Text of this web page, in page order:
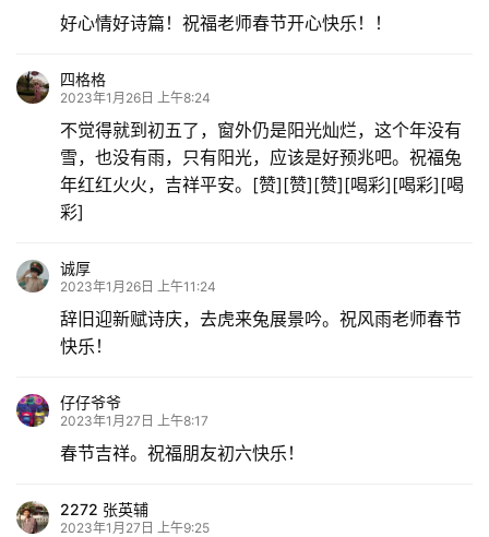
好心情好诗篇！祝福老师春节开心快乐！！
四格格
2023年1月26日 上午8:24
不觉得就到初五了，窗外仍是阳光灿烂，这个年没有
雪，也没有雨，只有阳光，应该是好预兆吧。祝福兔
年红红火火，吉祥平安。[赞][赞][赞][喝彩][喝彩][喝
彩]
诚厚
2023年1月26日 上午11:24
辞旧迎新赋诗庆，去虎来兔展景吟。祝风雨老师春节
快乐！
仔仔爷爷
2023年1月27日 上午8:17
春节吉祥。祝福朋友初六快乐！
2272 张英辅
2023年1月27日 上午9:25